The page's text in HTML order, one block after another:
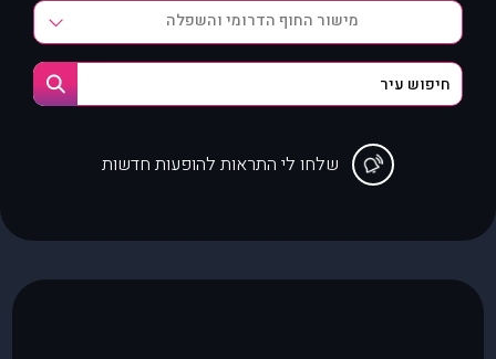
מישור החוף הדרומי והשפלה
שלחו לי התראות להופעות חדשות